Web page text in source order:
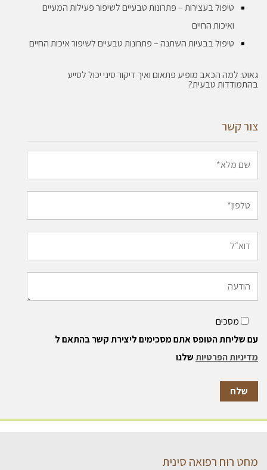
טיפול בעצירות – פתרונות טבעיים לשיפור פעילות המעיים
ואיכות החיים
טיפול בבעיות השתנה – פתרונות טבעיים לשיפור איכות החיים
גאוט: למה הכאב מופיע פתאום ואיך דיקור סיני יכול לסייע
בהתמודדות טבעית?
צור קשר
מסכים
עם שליחת הטופס אתם מסכימים ליצירת קשר בהתאם ל
מדיניות הפרטיותשלנו
מחט רוח רפואה סינית